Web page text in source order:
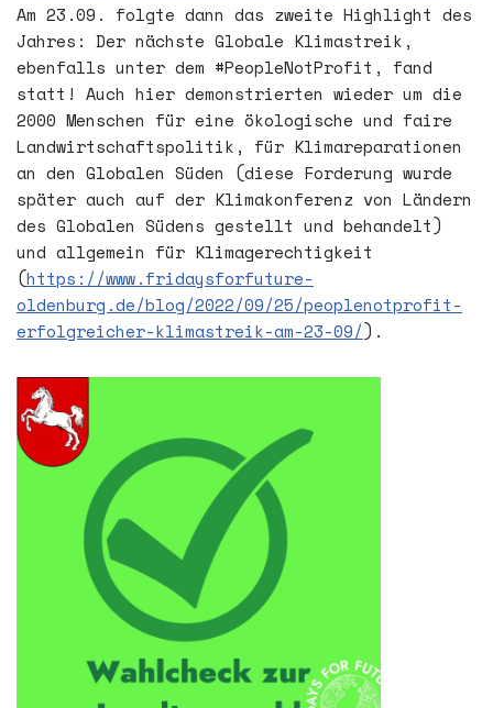
Am 23.09. folgte dann das zweite Highlight des
Jahres: Der nächste Globale Klimastreik,
ebenfalls unter dem #PeopleNotProfit, fand
statt! Auch hier demonstrierten wieder um die
2000 Menschen für eine ökologische und faire
Landwirtschaftspolitik, für Klimareparationen
an den Globalen Süden (diese Forderung wurde
später auch auf der Klimakonferenz von Ländern
des Globalen Südens gestellt und behandelt)
und allgemein für Klimagerechtigkeit
(https://www.fridaysforfuture-
oldenburg.de/blog/2022/09/25/peoplenotprofit-
erfolgreicher-klimastreik-am-23-09/).